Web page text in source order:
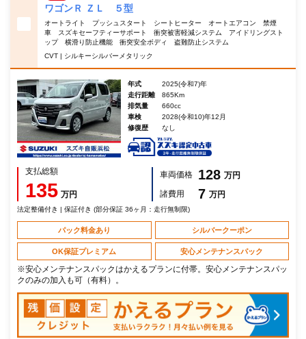
ワゴンＲ ＺＬ ５型
オートライト プッシュスタート シートヒーター オートエアコン 禁煙
車 スズキセーフティーサポート 衝突被害軽減システム アイドリングスト
ップ 横滑り防止機能 衝突安全ボディ 盗難防止システム
CVT | シルキーシルバーメタリック
年式
2025(令和7)年
走行距離
865Km
排気量
660cc
車検
2028(令和10)年12月
修復歴
なし
支払総額
135 万円
車両価格 128 万円
諸費用
7 万円
法定整備付き | 保証付き (部分保証 36ヶ月：走行無制限)
パック料金あり シルバークーポン
OK保証プレミアム 安心メンテナンスパック
※安心メンテナンスパックはかえるプランに付帯。安心メンテナンスパッ
クのみの加入も可（有料）。